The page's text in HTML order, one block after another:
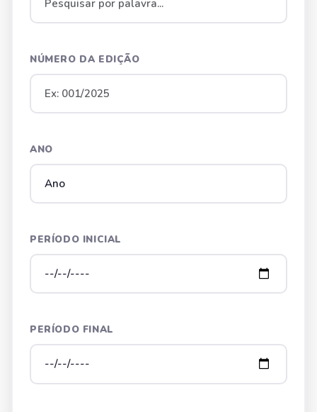
NÚMERO DA EDIÇÃO
ANO
PERÍODO INICIAL
PERÍODO FINAL